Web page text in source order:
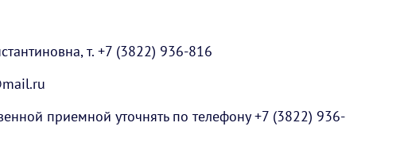
т. +7 (3822) 936-816
приемной уточнять по телефону +7 (3822) 936-